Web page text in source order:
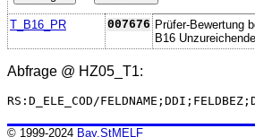
T_B16_PR 007676 Prüfer-Bewertung
B16
Abfrage @ HZ05_T1:
RS:D_ELE_COD/
© 1999-2024 Bay.StMELF